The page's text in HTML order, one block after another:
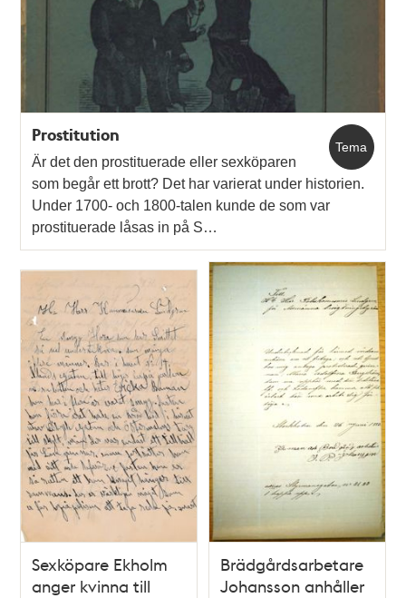
Tema
Prostitution
Är det den prostituerade eller sexköparen
som begår ett brott? Det har varierat under historien.
Under 1700- och 1800-talen kunde de som var
prostituerade låsas in på S…
Sexköpare Ekholm
anger kvinna till
Brädgårdsarbetare
Johansson anhåller